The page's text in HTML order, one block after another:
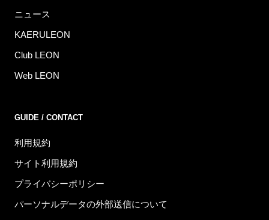
ニュース
KAERULEON
Club LEON
Web LEON
GUIDE / CONTACT
利用規約
サイト利用規約
プライバシーポリシー
パーソナルデータの外部送信について